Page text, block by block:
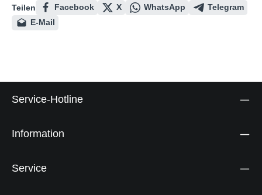
Teilen Facebook X WhatsApp
Telegram
E-Mail
Service-Hotline
Information
Service